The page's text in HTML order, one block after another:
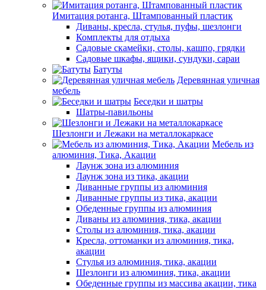
Имитация ротанга, Штампованный пластик
Диваны, кресла, стулья, пуфы, шезлонги
Комплекты для отдыха
Садовые скамейки, столы, кашпо, грядки
Садовые шкафы, ящики, сундуки, сараи
Батуты
Деревянная уличная
мебель
Беседки и шатры
Шатры-павильоны
Шезлонги и Лежаки на металлокаркасе
Мебель из
алюминия, Тика, Акации
Лаунж зона из алюминия
Лаунж зона из тика, акации
Диванные группы из алюминия
Диванные группы из тика, акации
Обеденные группы из алюминия
Диваны из алюминия, тика, акации
Столы из алюминия, тика, акации
Кресла, оттоманки из алюминия, тика,
акации
Стулья из алюминия, тика, акации
Шезлонги из алюминия, тика, акации
Обеденные группы из массива акации, тика